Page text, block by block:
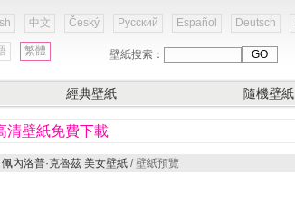
中文 Český Русский Español Deutsch
繁體 壁紙搜索：
經典壁紙 隨機壁紙
清壁紙免費下載
內洛普·克魯茲 美女壁紙 / 壁紙預覽